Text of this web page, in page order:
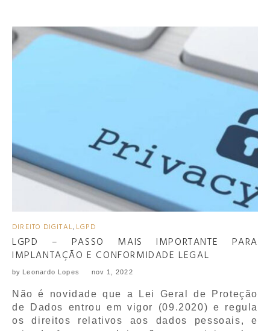
DIREITO DIGITAL, LGPD
LGPD – PASSO MAIS IMPORTANTE PARA
IMPLANTAÇÃO E CONFORMIDADE LEGAL
by Leonardo Lopes nov 1, 2022
Não é novidade que a Lei Geral de Proteção
de Dados entrou em vigor (09.2020) e regula
os direitos relativos aos dados pessoais, e